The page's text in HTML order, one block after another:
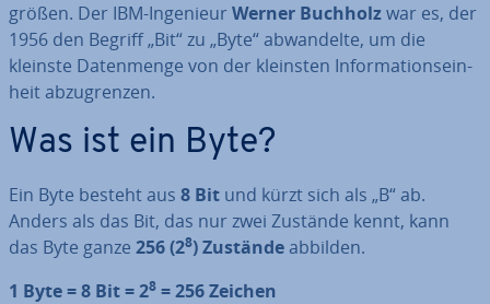
grö­ßen. Der IBM-Ingenieur Werner Buchholzwar es, der
1956 den Begriff „Bit“ zu „Byte“ ab­wan­del­te, um die
kleinste Da­ten­men­ge von der kleinsten In­for­ma­ti­ons­ein­
heit ab­zu­gren­zen.
Was ist ein Byte?
Ein Byte besteht aus 8 Bit und kürzt sich als „B“ ab.
Anders als das Bit, das nur zwei Zustände kennt, kann
das Byte ganze 256 (28) Zuständeabbilden.
1 Byte = 8 Bit = 28 = 256 Zeichen